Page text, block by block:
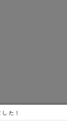
た！